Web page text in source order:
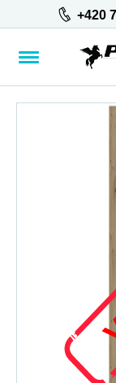
+420